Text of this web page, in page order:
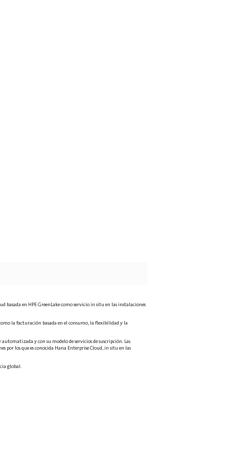
basada en HPE GreenLake como servicio in situ en las instalaciones
la facturación basada en el consumo, la flexibilidad y la
y con su modelo de servicios de suscripción. Las
por los que es conocida Hana Enterprise Cloud, in situ en las
global.